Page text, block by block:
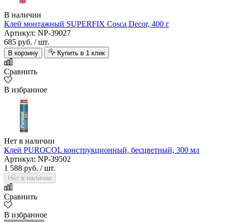
В наличии
Клей монтажный SUPERFIX Cosca Decor, 400 г
Артикул: NP-39027
685 руб. / шт.
В корзину Купить в 1 клик
Сравнить
В избранное
Нет в наличии
Клей PUROCOL конструкционный, бесцветный, 300 мл
Артикул: NP-39502
1 588 руб. / шт.
Нет в наличии
Сравнить
В избранное